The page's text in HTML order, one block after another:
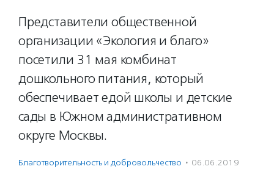
Представители общественной
организации «Экология и благо»
посетили 31 мая комбинат
дошкольного питания, который
обеспечивает едой школы и детские
сады в Южном административном
округе Москвы.
Благотвори­тель­ность и доброволь­чест­во · 06.06.2019